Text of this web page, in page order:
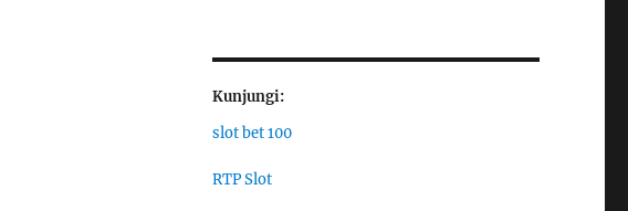
Kunjungi:
slot bet 100
RTP Slot